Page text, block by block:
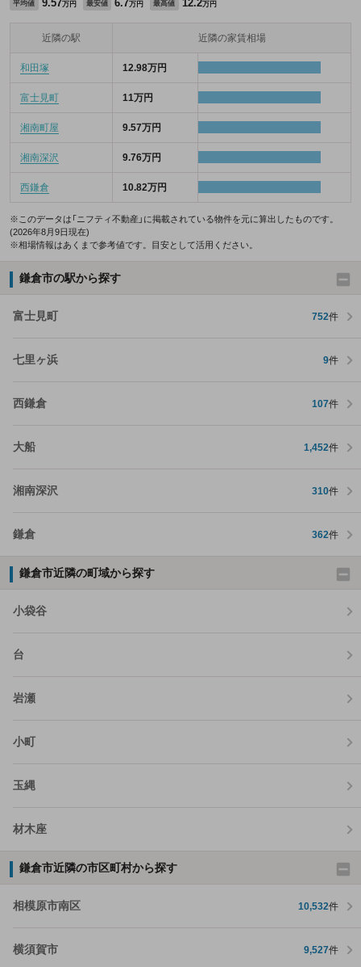
平均値 9.57万円 最安値 6.7万円 最高値 12.2万円
近隣の駅 近隣の家賃相場
和田塚 12.98万円
富士見町 11万円
湘南町屋 9.57万円
湘南深沢 9.76万円
西鎌倉 10.82万円
※このデータは「ニフティ不動産」に掲載されている物件を元に算出したものです。
(2026年8月9日現在)
※相場情報はあくまで参考値です。目安として活用ください。
鎌倉市の駅から探す
富士見町 752件
七里ヶ浜 9件
西鎌倉 107件
大船 1,452件
湘南深沢 310件
鎌倉 362件
鎌倉市近隣の町域から探す
小袋谷
台
岩瀬
小町
玉縄
材木座
鎌倉市近隣の市区町村から探す
相模原市南区 10,532件
横須賀市 9,527件